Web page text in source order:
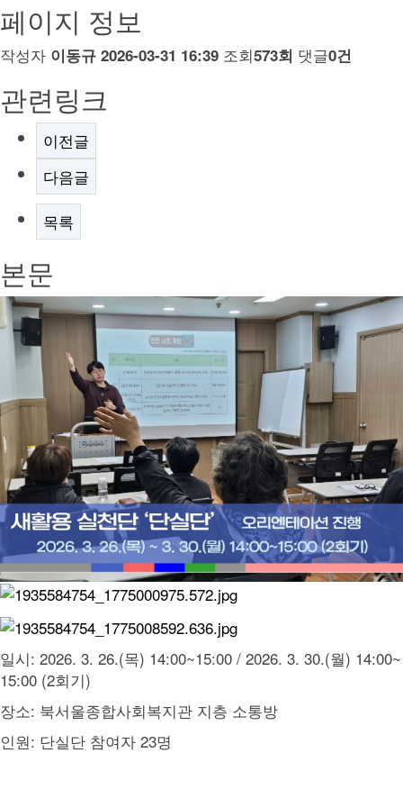
페이지 정보
작성자 이동규 2026-03-31 16:39 조회573회 댓글0건
관련링크
이전글
다음글
목록
본문
일시: 2026. 3. 26.(목) 14:00~15:00 / 2026. 3. 30.(월) 14:00~
15:00 (2회기)
장소: 북서울종합사회복지관 지층 소통방
인원: 단실단 참여자 23명